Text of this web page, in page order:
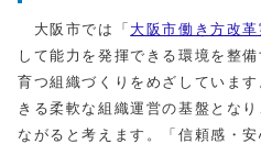
大阪市では「 大阪市働き方改
して能力を発揮できる環境を整
育つ組織づくりをめざしていま
きる柔軟な組織運営の基盤とな
ながると考えます。「信頼感・